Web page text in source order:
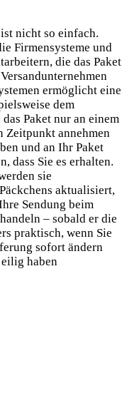
nicht so einfach.
Firmensysteme und
die das Paket
ermöglicht eine
dem
Paket nur an einem
Zeitpunkt annehmen
und an Ihr Paket
dass Sie es erhalten.
sie
aktualisiert,
Sendung beim
– sobald er die
praktisch, wenn Sie
sofort ändern
eilig haben